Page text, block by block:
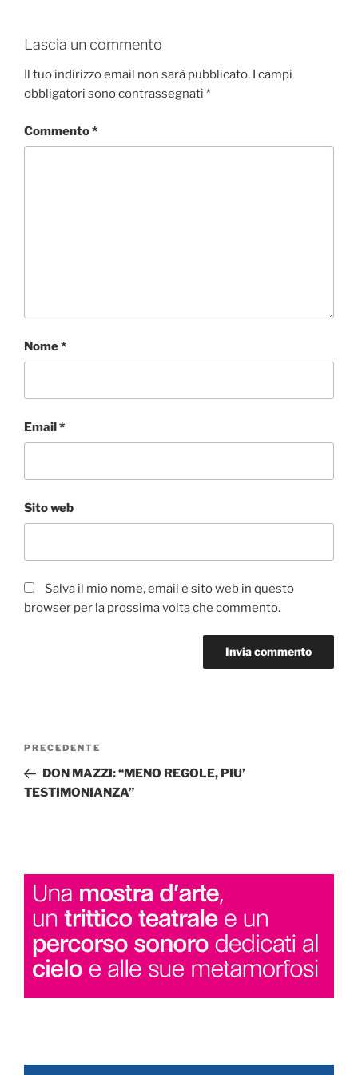
Lascia un commento
Il tuo indirizzo email non sarà pubblicato. I campi
obbligatori sono contrassegnati *
Commento*
Nome*
Email*
Sito web
Salva il mio nome, email e sito web in questo
browser per la prossima volta che commento.
Navigazione
Articolo
precedente:
PRECEDENTE
DON MAZZI: “MENO REGOLE, PIU’
TESTIMONIANZA”